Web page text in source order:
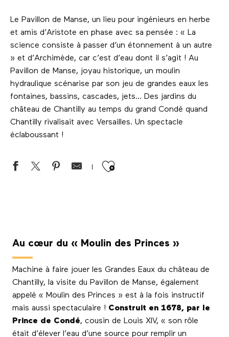
Le Pavillon de Manse, un lieu pour ingénieurs en herbe
et amis d’Aristote en phase avec sa pensée : « La
science consiste à passer d’un étonnement à un autre
» et d’Archimède, car c’est d’eau dont il s’agit ! Au
Pavillon de Manse, joyau historique, un moulin
hydraulique scénarise par son jeu de grandes eaux les
fontaines, bassins, cascades, jets… Des jardins du
château de Chantilly au temps du grand Condé quand
Chantilly rivalisait avec Versailles. Un spectacle
éclaboussant !
Ajouter aux
Au cœur du « Moulin des Princes »
Machine à faire jouer les Grandes Eaux du château de
Chantilly, la visite du Pavillon de Manse, également
appelé « Moulin des Princes » est à la fois instructif
mais aussi spectaculaire ! Construit en 1678, par le
Prince de Condé, cousin de Louis XIV, « son rôle
était d’élever l’eau d’une source pour remplir un